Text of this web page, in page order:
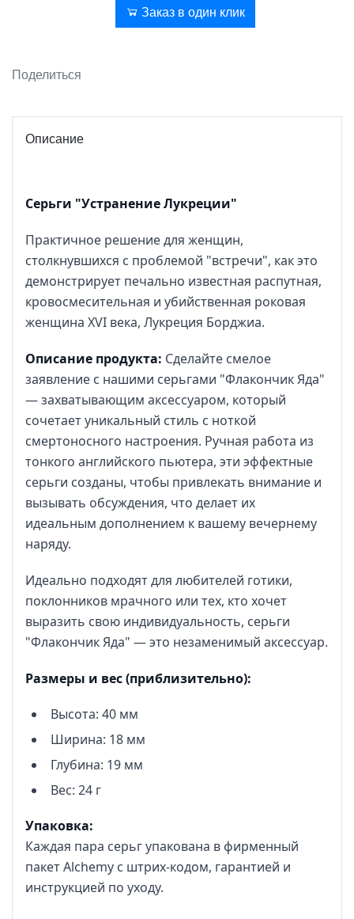
Заказ в один клик
Поделиться
Описание
Серьги "Устранение Лукреции"
Практичное решение для женщин,
столкнувшихся с проблемой "встречи", как это
демонстрирует печально известная распутная,
кровосмесительная и убийственная роковая
женщина XVI века, Лукреция Борджиа.
Описание продукта: Сделайте смелое
заявление с нашими серьгами "Флакончик Яда"
— захватывающим аксессуаром, который
сочетает уникальный стиль с ноткой
смертоносного настроения. Ручная работа из
тонкого английского пьютера, эти эффектные
серьги созданы, чтобы привлекать внимание и
вызывать обсуждения, что делает их
идеальным дополнением к вашему вечернему
наряду.
Идеально подходят для любителей готики,
поклонников мрачного или тех, кто хочет
выразить свою индивидуальность, серьги
"Флакончик Яда" — это незаменимый аксессуар.
Размеры и вес (приблизительно):
Высота: 40 мм
Ширина: 18 мм
Глубина: 19 мм
Вес: 24 г
Упаковка:
Каждая пара серьг упакована в фирменный
пакет Alchemy с штрих-кодом, гарантией и
инструкцией по уходу.